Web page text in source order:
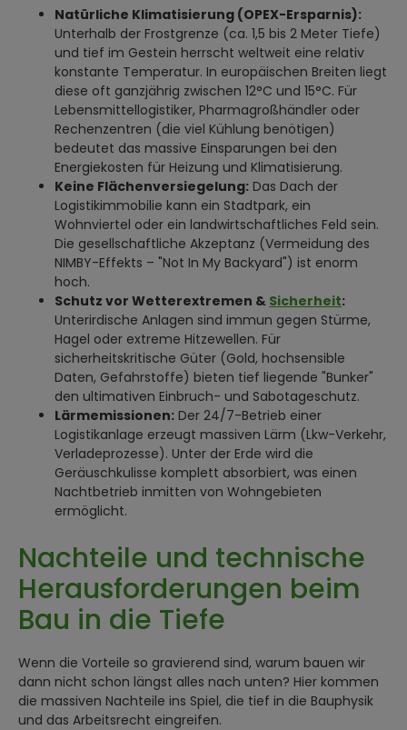
Natürliche Klimatisierung (OPEX-Ersparnis):
Unterhalb der Frostgrenze (ca. 1,5 bis 2 Meter Tiefe)
und tief im Gestein herrscht weltweit eine relativ
konstante Temperatur. In europäischen Breiten liegt
diese oft ganzjährig zwischen 12°C und 15°C. Für
Lebensmittellogistiker, Pharmagroßhändler oder
Rechenzentren (die viel Kühlung benötigen)
bedeutet das massive Einsparungen bei den
Energiekosten für Heizung und Klimatisierung.
Keine Flächenversiegelung: Das Dach der
Logistikimmobilie kann ein Stadtpark, ein
Wohnviertel oder ein landwirtschaftliches Feld sein.
Die gesellschaftliche Akzeptanz (Vermeidung des
NIMBY-Effekts – "Not In My Backyard") ist enorm
hoch.
Schutz vor Wetterextremen & Sicherheit:
Unterirdische Anlagen sind immun gegen Stürme,
Hagel oder extreme Hitzewellen. Für
sicherheitskritische Güter (Gold, hochsensible
Daten, Gefahrstoffe) bieten tief liegende "Bunker"
den ultimativen Einbruch- und Sabotageschutz.
Lärmemissionen: Der 24/7-Betrieb einer
Logistikanlage erzeugt massiven Lärm (Lkw-Verkehr,
Verladeprozesse). Unter der Erde wird die
Geräuschkulisse komplett absorbiert, was einen
Nachtbetrieb inmitten von Wohngebieten
ermöglicht.
Nachteile und technische
Herausforderungen beim
Bau in die Tiefe
Wenn die Vorteile so gravierend sind, warum bauen wir
dann nicht schon längst alles nach unten? Hier kommen
die massiven Nachteile ins Spiel, die tief in die Bauphysik
und das Arbeitsrecht eingreifen.